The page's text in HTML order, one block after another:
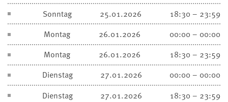
Sonntag
25.01.2026
18:30 – 23:59
Montag
26.01.2026
00:00 – 00:00
Montag
26.01.2026
18:30 – 23:59
Dienstag
27.01.2026
00:00 – 00:00
Dienstag
27.01.2026
18:30 – 23:59